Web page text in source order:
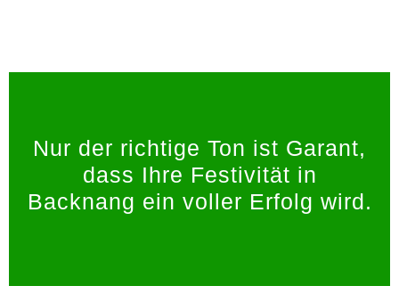
Nur der richtige Ton ist Garant,
dass Ihre Festivität in
Backnang ein voller Erfolg wird.